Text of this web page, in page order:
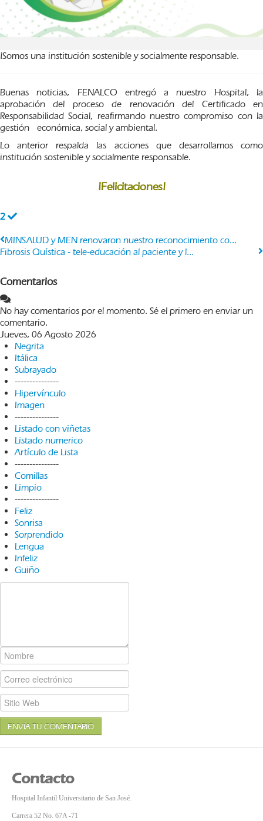
¡Somos una institución sostenible y socialmente responsable.
Buenas noticias, FENALCO entregó a nuestro Hospital, la
aprobación del proceso de renovación del Certificado en
Responsabilidad Social, reafirmando nuestro compromiso con la
gestión económica, social y ambiental.
Lo anterior respalda las acciones que desarrollamos como
institución sostenible y socialmente responsable.
¡Felicitaciones!
2
MINSALUD y MEN renovaron nuestro reconocimiento co...
Fibrosis Quística - tele-educación al paciente y l...
Comentarios
No hay comentarios por el momento. Sé el primero en enviar un
comentario.
Jueves, 06 Agosto 2026
Negrita
Itálica
Subrayado
---------------
Hipervínculo
Imagen
---------------
Listado con viñetas
Listado numerico
Artículo de Lista
---------------
Comillas
Limpio
---------------
Feliz
Sonrisa
Sorprendido
Lengua
Infeliz
Guiño
ENVÍA TU COMENTARIO
Contacto
Hospital Infantil Universitario de San José.
Carrera 52 No. 67A -71